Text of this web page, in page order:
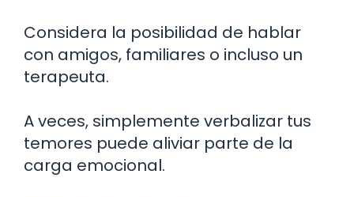
Considera la posibilidad de hablar
con amigos, familiares o incluso un
terapeuta.
A veces, simplemente verbalizar tus
temores puede aliviar parte de la
carga emocional.